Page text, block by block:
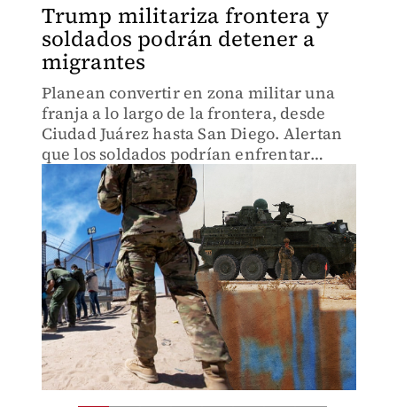
Trump militariza frontera y
soldados podrán detener a
migrantes
Planean convertir en zona militar una
franja a lo largo de la frontera, desde
Ciudad Juárez hasta San Diego. Alertan
que los soldados podrían enfrentar
consecuencias legales.